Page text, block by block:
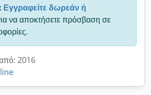
Εγγραφείτε δωρεάν ή
να αποκτήσετε πρόσβαση σε
2016